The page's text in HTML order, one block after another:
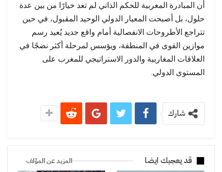
أن المبادرة المغربية للحكم الذاتي لم تعد خيارًا من بين عدة
حلول، بل أصبحت المعيار الدولي الوحيد المقبول، في حين
تتراجع الأطروحات الانفصالية أمام واقع جديد يُعيد رسم
موازين القوى في المنطقة، ويؤسس لمرحلة أكثر نضجًا في
العلاقات المغاربية والدور الاستراتيجي للمغرب على
المستوى الدولي.
شارك
قد يعجبك ايضا المزيد عن المؤلف